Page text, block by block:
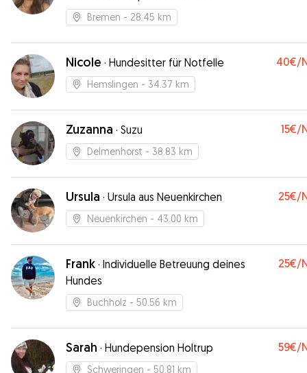
Bremen - 28.45 km
Nicole · Hundesitter für Notfelle 40€/
Hemslingen - 34.37 km
Zuzanna · Suzu 15€/
Delmenhorst - 38.83 km
Ursula · Ursula aus Neuenkirchen 25€/
Neuenkirchen - 43.00 km
Frank · Individuelle Betreuung deines
Hundes
25€/
Buchholz - 50.56 km
Sarah · Hundepension Holtrup 59€/
Schweringen - 50.81 km